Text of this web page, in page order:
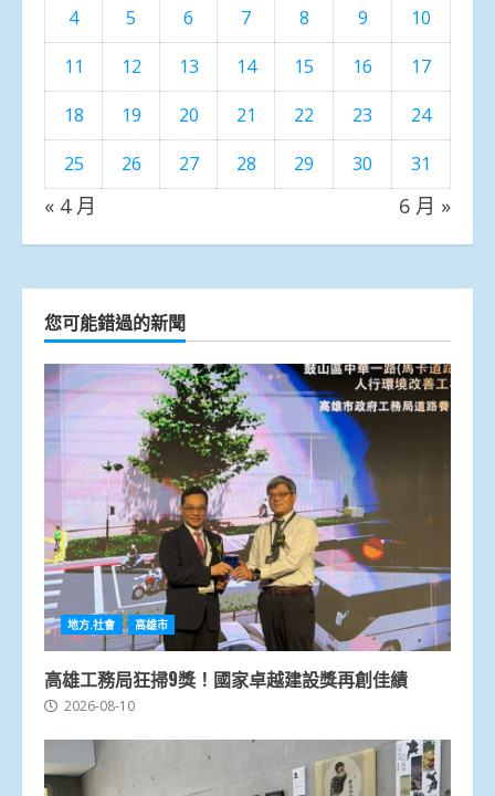
4 5 6 7 8 9
10
11
12 13 14 15 16
17
18
19 20 21 22 23
24
25
26 27 28 29 30 31
« 4 月 6 月 »
您可能錯過的新聞
地方.社會 高雄市
高雄工務局狂掃9獎！國家卓越建設獎再創佳績
2026-08-10